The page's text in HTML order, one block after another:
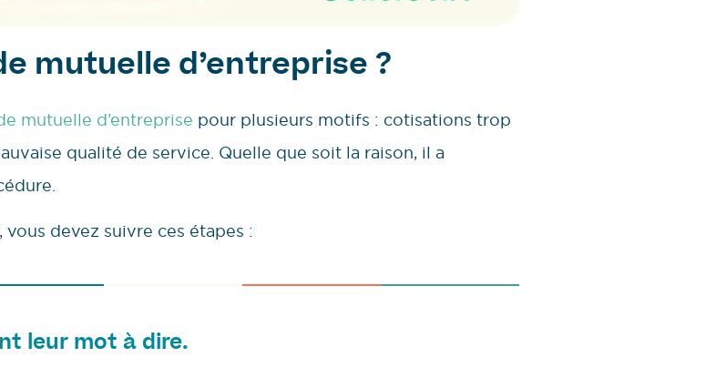
mutuelle d’entreprise ?
mutuelle d’entreprise pour plusieurs motifs : cotisations trop
qualité de service. Quelle que soit la raison, il a
devez suivre ces étapes :
leur mot à dire.